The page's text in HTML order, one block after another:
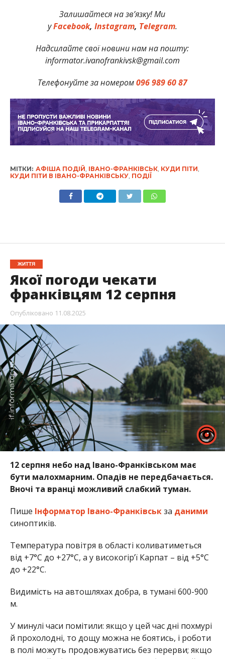
Залишайтеся на зв’язку! Ми
уFacebook, Instagram, Telegram.
Надсилайте свої новини нам на пошту:
informator.ivanofrankivsk@gmail.com
Телефонуйте за номером096 989 60 87
МІТКИ: АФІША ПОДІЙ, ІВАНО-ФРАНКІВСЬК, КУДИ ПІТИ,
КУДИ ПІТИ В ІВАНО-ФРАНКІВСЬКУ, ПОДІЇ
ЖИТТЯ
Якої погоди чекати
франківцям 12 серпня
Опубліковано 11.08.2025
12 серпня небо над Івано-Франківськом має
бути малохмарним. Опадів не передбачається.
Вночі та вранці можливий слабкий туман.
Пише Інформатор Івано-Франківськза даними
синоптиків.
Температура повітря в області коливатиметься
від +7°С до +27°С, а у високогір’ї Карпат – від +5°С
до +22°С.
Видимість на автошляхах добра, в тумані 600-900
м.
У минулі часи помітили: якщо у цей час дні похмурі
й прохолодні, то дощу можна не боятись, і роботи
в полі можуть продовжуватись без перерви; якщо